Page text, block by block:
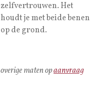
zelfvertrouwen. Het
houdt je met beide benen
op de grond.
overige maten opaanvraag